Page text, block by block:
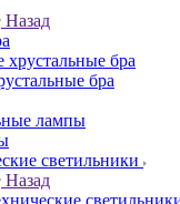
Назад
хрустальные бра
бра
лампы
светильники
Назад